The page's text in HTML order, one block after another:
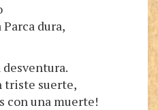
dura,
triste suerte,
con una muerte!